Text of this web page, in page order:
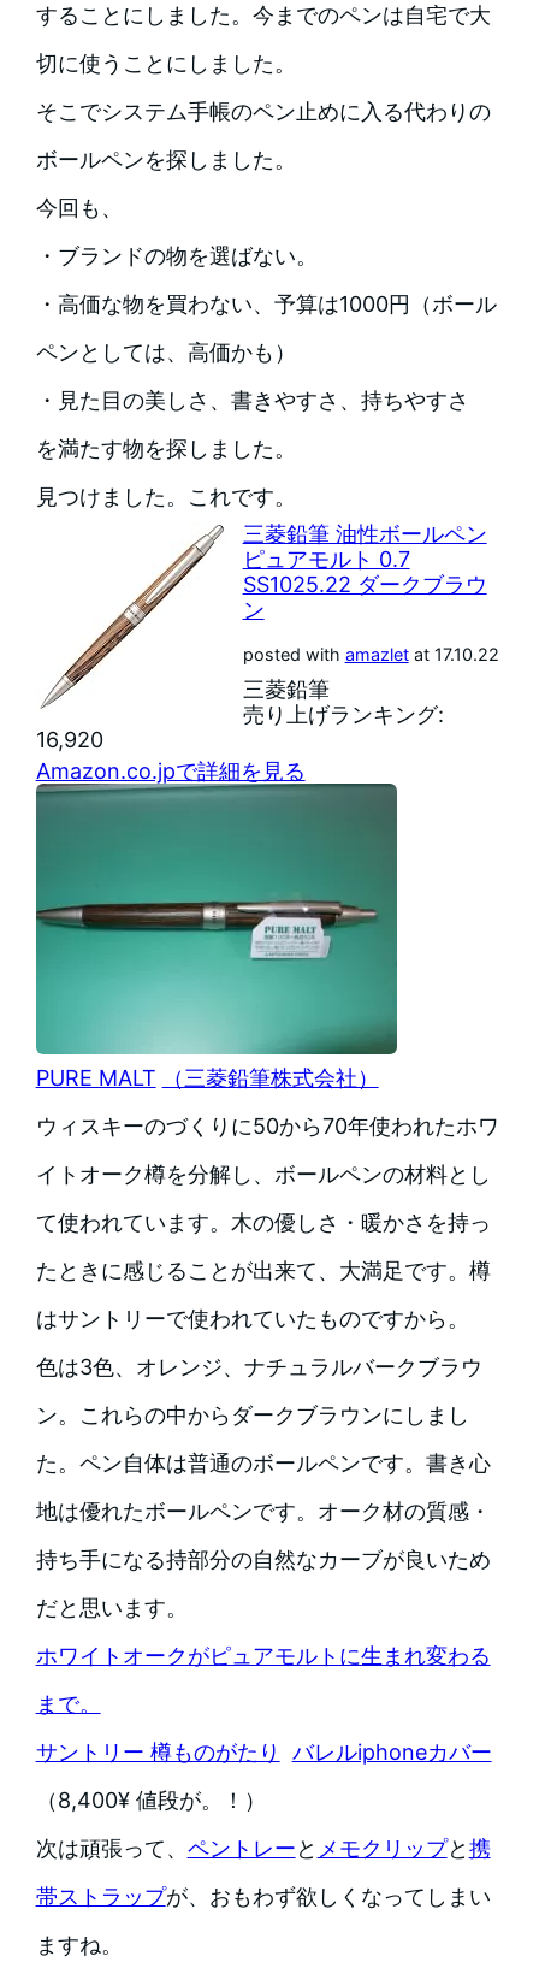
することにしました。今までのペンは自宅で大
切に使うことにしました。
そこでシステム手帳のペン止めに入る代わりの
ボールペンを探しました。
今回も、
・ブランドの物を選ばない。
・高価な物を買わない、予算は1000円（ボール
ペンとしては、高価かも）
・見た目の美しさ、書きやすさ、持ちやすさ
を満たす物を探しました。
見つけました。これです。
三菱鉛筆 油性ボールペン
ピュアモルト 0.7
SS1025.22 ダークブラウ
ン
posted with amazletat 17.10.22
三菱鉛筆
売り上げランキング:
16,920
Amazon.co.jpで詳細を見る
PURE MALT
（三菱鉛筆株式会社）
ウィスキーのづくりに50から70年使われたホワ
イトオーク樽を分解し、ボールペンの材料とし
て使われています。木の優しさ・暖かさを持っ
たときに感じることが出来て、大満足です。樽
はサントリーで使われていたものですから。
色は3色、オレンジ、ナチュラルバークブラウ
ン。これらの中からダークブラウンにしまし
た。ペン自体は普通のボールペンです。書き心
地は優れたボールペンです。オーク材の質感・
持ち手になる持部分の自然なカーブが良いため
だと思います。
ホワイトオークがピュアモルトに生まれ変わる
まで。
サントリー 樽ものがたり
バレルiphoneカバー
（8,400¥ 値段が。！）
次は頑張って、 ペントレーと メモクリップと携
帯ストラップが、おもわず欲しくなってしまい
ますね。